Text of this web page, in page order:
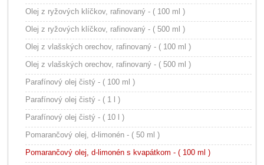
Olej z ryžových klíčkov, rafinovaný - ( 100 ml )
Olej z ryžových klíčkov, rafinovaný - ( 500 ml )
Olej z vlašských orechov, rafinovaný - ( 100 ml )
Olej z vlašských orechov, rafinovaný - ( 500 ml )
Parafínový olej čistý - ( 100 ml )
Parafínový olej čistý - ( 1 l )
Parafínový olej čistý - ( 10 l )
Pomarančový olej, d-limonén - ( 50 ml )
Pomarančový olej, d-limonén s kvapátkom - ( 100 ml )